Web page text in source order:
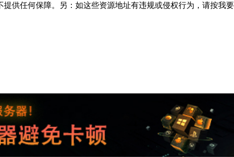
供任何保障。另：如这些资源地址有违规或侵权行为，请按我要